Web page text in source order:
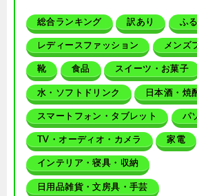
総合ランキング 訳あり ふ
レディースファッション メンズ
靴 食品 スイーツ・お菓子
水・ソフトドリンク 日本酒・焼
スマートフォン・タブレット パ
TV・オーディオ・カメラ 家電
インテリア・寝具・収納
日用品雑貨・文房具・手芸